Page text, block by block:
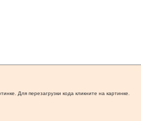
Для перезагрузки кода кликните на картинке.